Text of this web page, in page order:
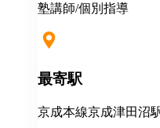
て面談のロープレを
有、研鑽を行っています。 【映像授業の講
授業を在籍講師に開
めには、良い授業を
とを繰り返すことが
塾講師/個別指導
最寄駅
京成本線京成津田沼